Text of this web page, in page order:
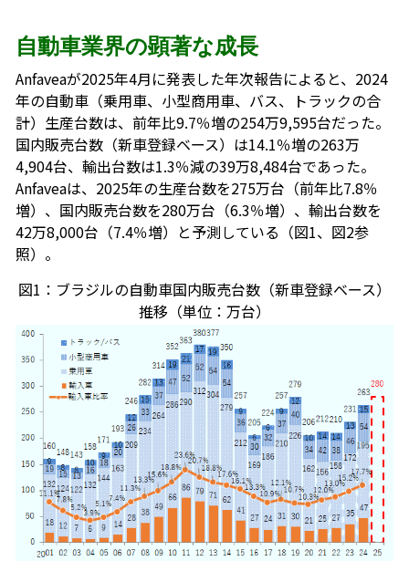
自動車業界の顕著な成長
Anfaveaが2025年4月に発表した年次報告によると、2024
年の自動車（乗用車、小型商用車、バス、トラックの合
計）生産台数は、前年比9.7％増の254万9,595台だった。
国内販売台数（新車登録ベース）は14.1％増の263万
4,904台、輸出台数は1.3％減の39万8,484台であった。
Anfaveaは、2025年の生産台数を275万台（前年比7.8％
増）、国内販売台数を280万台（6.3％増）、輸出台数を
42万8,000台（7.4％増）と予測している（図1、図2参
照）。
図1：ブラジルの自動車国内販売台数（新車登録ベース）
推移（単位：万台）